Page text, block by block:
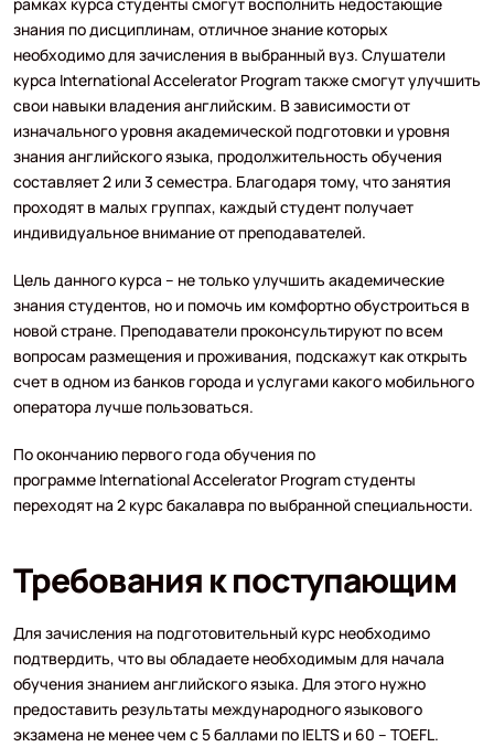
знания по дисциплинам, отличное знание которых
необходимо для зачисления в выбранный вуз. Слушатели
курса International Accelerator Program также смогут улучшить
свои навыки владения английским. В зависимости от
изначального уровня академической подготовки и уровня
знания английского языка, продолжительность обучения
составляет 2 или 3 семестра. Благодаря тому, что занятия
проходят в малых группах, каждый студент получает
индивидуальное внимание от преподавателей.
Цель данного курса – не только улучшить академические
знания студентов, но и помочь им комфортно обустроиться в
новой стране. Преподаватели проконсультируют по всем
вопросам размещения и проживания, подскажут как открыть
счет в одном из банков города и услугами какого мобильного
оператора лучше пользоваться.
По окончанию первого года обучения по
программе International Accelerator Program студенты
переходят на 2 курс бакалавра по выбранной специальности.
Требования к поступающим
Для зачисления на подготовительный курс необходимо
подтвердить, что вы обладаете необходимым для начала
обучения знанием английского языка. Для этого нужно
предоставить результаты международного языкового
экзамена не менее чем с 5 баллами по IELTS и 60 – TOEFL.